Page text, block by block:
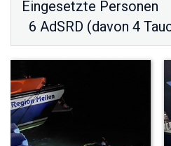
Eingesetzte Personen
6 AdSRD (davon 4